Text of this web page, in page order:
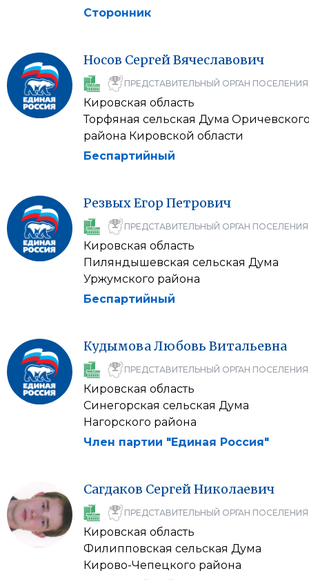
Сторонник
Носов СергейВячеславович
ПРЕДСТАВИТЕЛЬНЫЙ ОРГАН ПОСЕЛЕНИЯ
Кировская область
Торфяная сельская Дума
района Кировской области
Беспартийный
РезвыхЕгор Петрович
ПРЕДСТАВИТЕЛЬНЫЙ ОРГАН ПОСЕЛЕНИЯ
Кировская область
Пиляндышевская сельская Дума
Уржумского района
Беспартийный
КудымоваЛюбовь Витальевна
ПРЕДСТАВИТЕЛЬНЫЙ ОРГАН ПОСЕЛЕНИЯ
Кировская область
Синегорская сельская Дума
Нагорского района
Член партии "Единая Россия"
Сагдаков СергейНиколаевич
ПРЕДСТАВИТЕЛЬНЫЙ ОРГАН ПОСЕЛЕНИЯ
Кировская область
Филипповская сельская Дума
Кирово-Чепецкого района